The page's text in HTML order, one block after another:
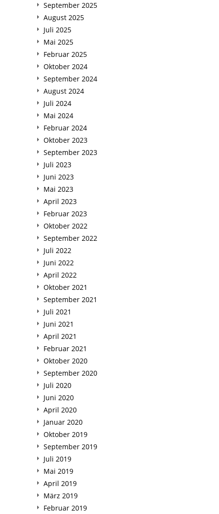
September 2025
August 2025
Juli 2025
Mai 2025
Februar 2025
Oktober 2024
September 2024
August 2024
Juli 2024
Mai 2024
Februar 2024
Oktober 2023
September 2023
Juli 2023
Juni 2023
Mai 2023
April 2023
Februar 2023
Oktober 2022
September 2022
Juli 2022
Juni 2022
April 2022
Oktober 2021
September 2021
Juli 2021
Juni 2021
April 2021
Februar 2021
Oktober 2020
September 2020
Juli 2020
Juni 2020
April 2020
Januar 2020
Oktober 2019
September 2019
Juli 2019
Mai 2019
April 2019
März 2019
Februar 2019